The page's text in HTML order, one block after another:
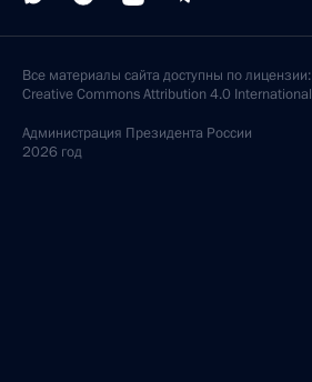
Все материалы сайта доступны по лицензии:
Creative Commons Attribution 4.0 International
Администрация Президента России
2026 год